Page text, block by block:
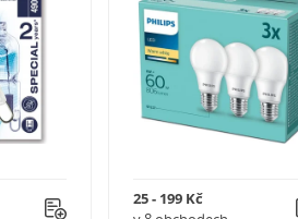
25 - 199 Kč